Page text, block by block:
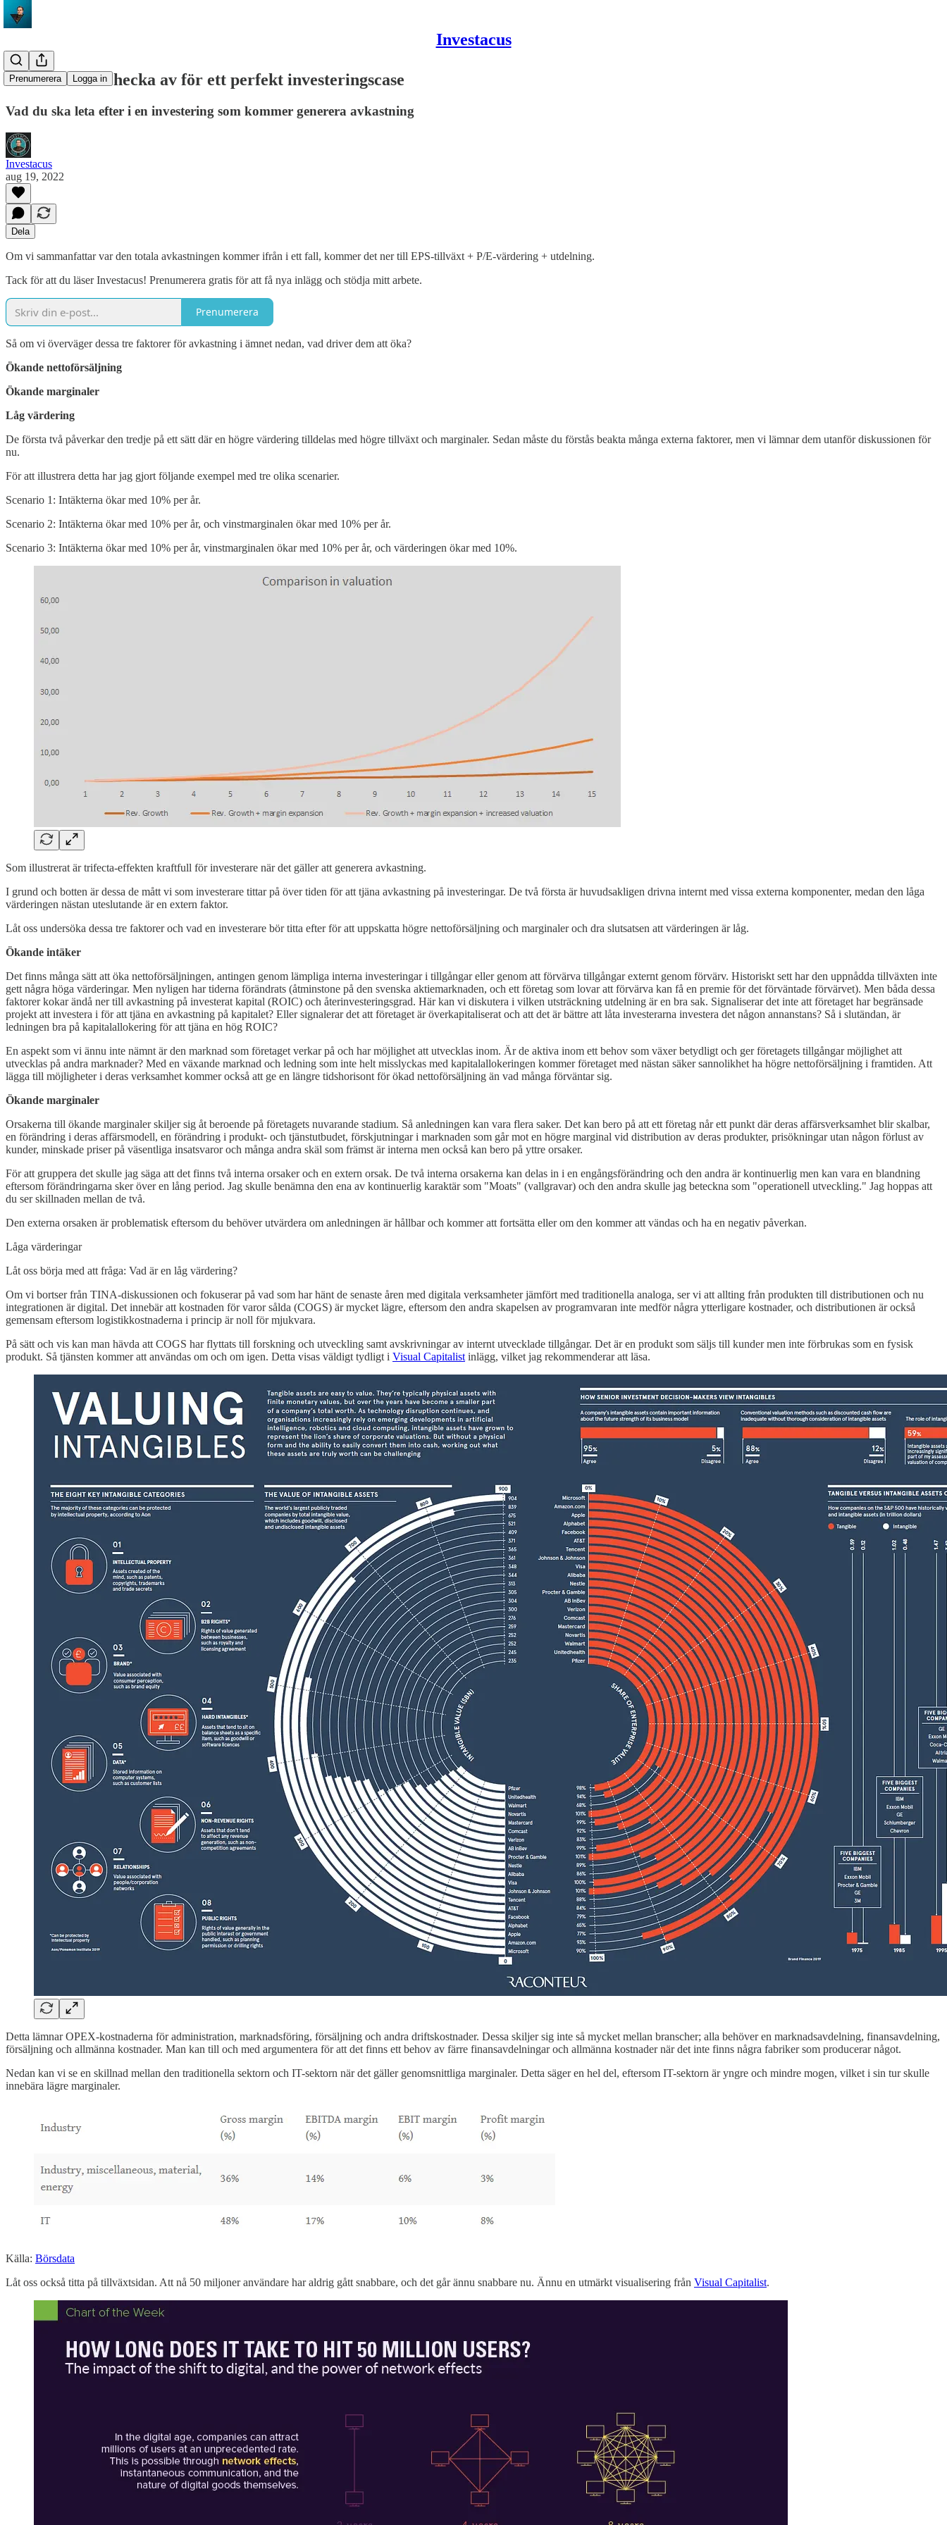
Investacus
Prenumerera Logga in
Tre boxar att checka av för ett perfekt investeringscase
Vad du ska leta efter i en investering som kommer generera avkastning
Investacus
aug 19, 2022
Dela
Om vi sammanfattar var den totala avkastningen kommer ifrån i ett fall, kommer det ner till EPS-tillväxt + P/E-värdering + utdelning.
Tack för att du läser Investacus! Prenumerera gratis för att få nya inlägg och stödja mitt arbete.
Prenumerera
Så om vi överväger dessa tre faktorer för avkastning i ämnet nedan, vad driver dem att öka?
Ökande nettoförsäljning
Ökande marginaler
Låg värdering
De första två påverkar den tredje på ett sätt där en högre värdering tilldelas med högre tillväxt och marginaler. Sedan måste du förstås beakta många externa faktorer, men vi lämnar dem utanför diskussionen för
nu.
För att illustrera detta har jag gjort följande exempel med tre olika scenarier.
Scenario 1: Intäkterna ökar med 10% per år.
Scenario 2: Intäkterna ökar med 10% per år, och vinstmarginalen ökar med 10% per år.
Scenario 3: Intäkterna ökar med 10% per år, vinstmarginalen ökar med 10% per år, och värderingen ökar med 10%.
Som illustrerat är trifecta-effekten kraftfull för investerare när det gäller att generera avkastning.
I grund och botten är dessa de mått vi som investerare tittar på över tiden för att tjäna avkastning på investeringar. De två första är huvudsakligen drivna internt med vissa externa komponenter, medan den låga
värderingen nästan uteslutande är en extern faktor.
Låt oss undersöka dessa tre faktorer och vad en investerare bör titta efter för att uppskatta högre nettoförsäljning och marginaler och dra slutsatsen att värderingen är låg.
Ökande intäker
Det finns många sätt att öka nettoförsäljningen, antingen genom lämpliga interna investeringar i tillgångar eller genom att förvärva tillgångar externt genom förvärv. Historiskt sett har den uppnådda tillväxten inte
gett några höga värderingar. Men nyligen har tiderna förändrats (åtminstone på den svenska aktiemarknaden, och ett företag som lovar att förvärva kan få en premie för det förväntade förvärvet). Men båda dessa
faktorer kokar ändå ner till avkastning på investerat kapital (ROIC) och återinvesteringsgrad. Här kan vi diskutera i vilken utsträckning utdelning är en bra sak. Signaliserar det inte att företaget har begränsade
projekt att investera i för att tjäna en avkastning på kapitalet? Eller signalerar det att företaget är överkapitaliserat och att det är bättre att låta investerarna investera det någon annanstans? Så i slutändan, är
ledningen bra på kapitalallokering för att tjäna en hög ROIC?
En aspekt som vi ännu inte nämnt är den marknad som företaget verkar på och har möjlighet att utvecklas inom. Är de aktiva inom ett behov som växer betydligt och ger företagets tillgångar möjlighet att
utvecklas på andra marknader? Med en växande marknad och ledning som inte helt misslyckas med kapitalallokeringen kommer företaget med nästan säker sannolikhet ha högre nettoförsäljning i framtiden. Att
lägga till möjligheter i deras verksamhet kommer också att ge en längre tidshorisont för ökad nettoförsäljning än vad många förväntar sig.
Ökande marginaler
Orsakerna till ökande marginaler skiljer sig åt beroende på företagets nuvarande stadium. Så anledningen kan vara flera saker. Det kan bero på att ett företag når ett punkt där deras affärsverksamhet blir skalbar,
en förändring i deras affärsmodell, en förändring i produkt- och tjänstutbudet, förskjutningar i marknaden som går mot en högre marginal vid distribution av deras produkter, prisökningar utan någon förlust av
kunder, minskade priser på väsentliga insatsvaror och många andra skäl som främst är interna men också kan bero på yttre orsaker.
För att gruppera det skulle jag säga att det finns två interna orsaker och en extern orsak. De två interna orsakerna kan delas in i en engångsförändring och den andra är kontinuerlig men kan vara en blandning
eftersom förändringarna sker över en lång period. Jag skulle benämna den ena av kontinuerlig karaktär som "Moats" (vallgravar) och den andra skulle jag beteckna som "operationell utveckling." Jag hoppas att
du ser skillnaden mellan de två.
Den externa orsaken är problematisk eftersom du behöver utvärdera om anledningen är hållbar och kommer att fortsätta eller om den kommer att vändas och ha en negativ påverkan.
Låga värderingar
Låt oss börja med att fråga: Vad är en låg värdering?
Om vi bortser från TINA-diskussionen och fokuserar på vad som har hänt de senaste åren med digitala verksamheter jämfört med traditionella analoga, ser vi att allting från produkten till distributionen och nu
integrationen är digital. Det innebär att kostnaden för varor sålda (COGS) är mycket lägre, eftersom den andra skapelsen av programvaran inte medför några ytterligare kostnader, och distributionen är också
gemensam eftersom logistikkostnaderna i princip är noll för mjukvara.
På sätt och vis kan man hävda att COGS har flyttats till forskning och utveckling samt avskrivningar av internt utvecklade tillgångar. Det är en produkt som säljs till kunder men inte förbrukas som en fysisk
produkt. Så tjänsten kommer att användas om och om igen. Detta visas väldigt tydligt i Visual Capitalist inlägg, vilket jag rekommenderar att läsa.
Detta lämnar OPEX-kostnaderna för administration, marknadsföring, försäljning och andra driftskostnader. Dessa skiljer sig inte så mycket mellan branscher; alla behöver en marknadsavdelning, finansavdelning,
försäljning och allmänna kostnader. Man kan till och med argumentera för att det finns ett behov av färre finansavdelningar och allmänna kostnader när det inte finns några fabriker som producerar något.
Nedan kan vi se en skillnad mellan den traditionella sektorn och IT-sektorn när det gäller genomsnittliga marginaler. Detta säger en hel del, eftersom IT-sektorn är yngre och mindre mogen, vilket i sin tur skulle
innebära lägre marginaler.
Källa: Börsdata
Låt oss också titta på tillväxtsidan. Att nå 50 miljoner användare har aldrig gått snabbare, och det går ännu snabbare nu. Ännu en utmärkt visualisering från Visual Capitalist.